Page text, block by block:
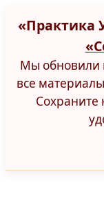
«Практика
Мы обновили
все
Сохраните